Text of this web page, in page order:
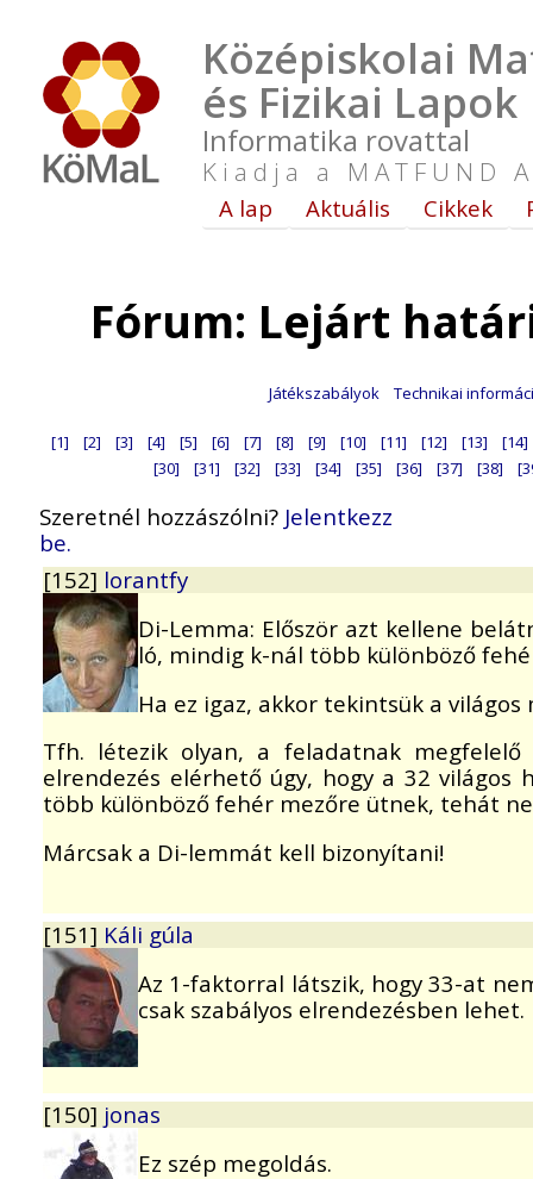
Középiskolai
és Fizikai Lapok
Informatika rovattal
Kiadja a MATFUND
A lap Aktuális Cikkek
Fórum: Lejárt
Játékszabályok Technikai
[1] [2] [3] [4] [5] [6] [7] [8] [9] [10] [11] [12] [13]
[14]
[30]
[31] [32] [33] [34] [35] [36] [37] [38]
Szeretnél hozzászólni? Jelentkezz
be.
[152] lorantfy
Di-Lemma: Először azt kellene
ló, mindig k-nál több különböző
Ha ez igaz, akkor tekintsük a
Tfh. létezik olyan, a feladatnak
elrendezés elérhető úgy, hogy a 32
több különböző fehér mezőre ütnek, tehát
Márcsak a Di-lemmát kell bizonyítani!
[151] Káli gúla
Az 1-faktorral látszik, hogy 33-at
csak szabályos elrendezésben lehet.
[150] jonas
Ez szép megoldás.